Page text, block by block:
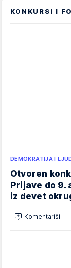
KONKURSI I
DEMOKRATIJA I
Otvoren
Prijave do
iz devet
Komentariši